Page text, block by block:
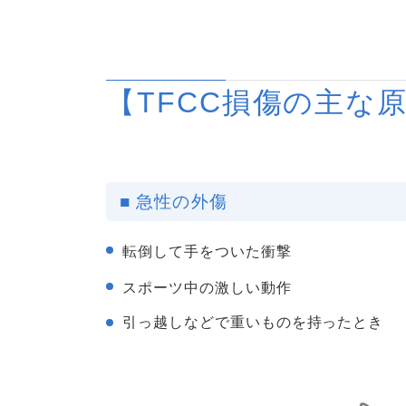
【TFCC損傷の主な
■ 急性の外傷
転倒して手をついた衝撃
スポーツ中の激しい動作
引っ越しなどで重いものを持ったとき